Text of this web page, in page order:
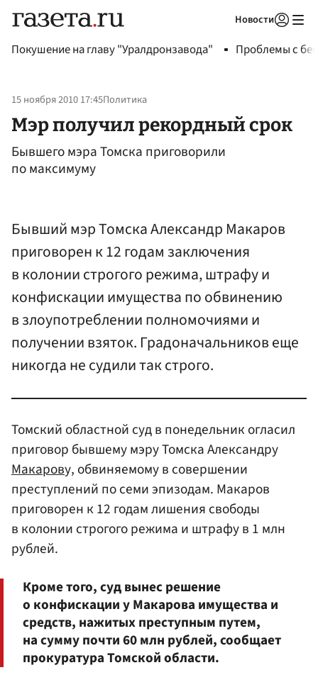
Новости
Покушение на главу "Уралдронзавода" Проблемы с
15 ноября 2010 17:45Политика
Мэр получил рекордный срок
Бывшего мэра Томска приговорили
по максимуму
Бывший мэр Томска Александр Макаров
приговорен к 12 годам заключения
в колонии строгого режима, штрафу и
конфискации имущества по обвинению
в злоупотреблении полномочиями и
получении взяток. Градоначальников еще
никогда не судили так строго.
Томский областной суд в понедельник огласил
приговор бывшему мэру Томска Александру
Макарову, обвиняемому в совершении
преступлений по семи эпизодам. Макаров
приговорен к 12 годам лишения свободы
в колонии строгого режима и штрафу в 1 млн
рублей.
Кроме того, суд вынес решение
о конфискации у Макарова имущества и
средств, нажитых преступным путем,
на сумму почти 60 млн рублей, сообщает
прокуратура Томской области.